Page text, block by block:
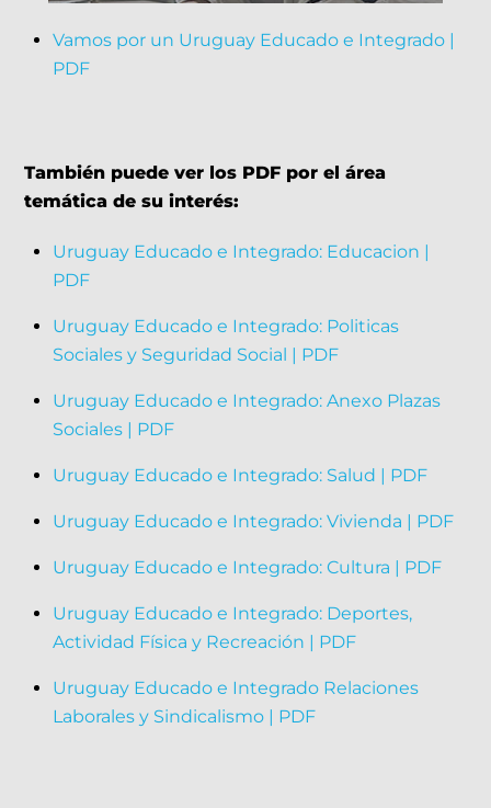
Vamos por un Uruguay Educado e Integrado |
PDF
También puede ver los PDF por el área
temática de su interés:
Uruguay Educado e Integrado: Educacion |
PDF
Uruguay Educado e Integrado: Politicas
Sociales y Seguridad Social | PDF
Uruguay Educado e Integrado: Anexo Plazas
Sociales | PDF
Uruguay Educado e Integrado: Salud | PDF
Uruguay Educado e Integrado: Vivienda | PDF
Uruguay Educado e Integrado: Cultura | PDF
Uruguay Educado e Integrado: Deportes,
Actividad Física y Recreación | PDF
Uruguay Educado e Integrado Relaciones
Laborales y Sindicalismo | PDF